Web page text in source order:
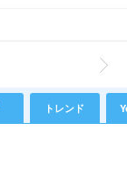
トレンド